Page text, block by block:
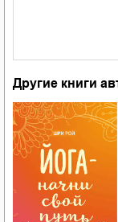
Другие книги